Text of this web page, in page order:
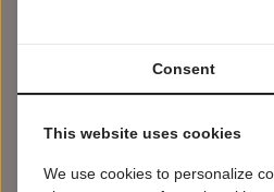
Consent
This website uses cookies
We use cookies to personalize